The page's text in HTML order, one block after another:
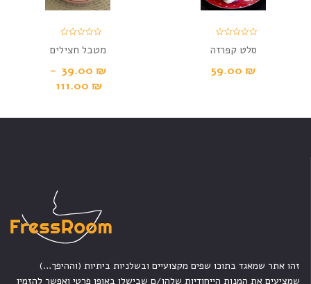
סלט קפרזה
59.00 ₪
מטבל חצילים
עם עגבניות
ושום
39.00 ₪
–
111.00 ₪
זהו אתר שמאגד בתוכו שפים מקצועיים ובשלניות ביתיות (וההיפך...)
שמציעים את המנות הייחודיות שלהן/ם שבישלו באופן פרטי ואפשר להזמין